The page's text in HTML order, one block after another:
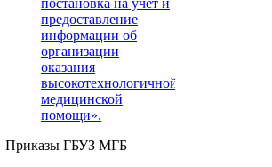
постановка на учет и
предоставление
информации об
организации
оказания
высокотехнологичной
медицинской
помощи».
Приказы ГБУЗ МГБ